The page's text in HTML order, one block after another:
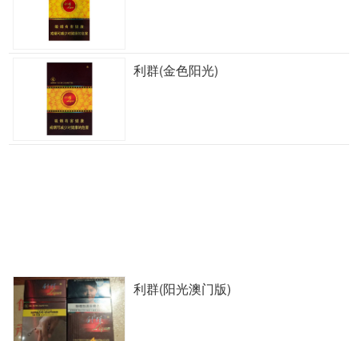
利群(金色阳光)
利群(阳光澳门版)